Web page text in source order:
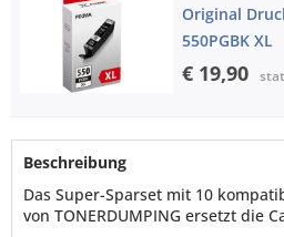
Original
550PGBK XL
€ 19,90
Beschreibung
Das Super-Sparset mit 10
von TONERDUMPING ersetzt die